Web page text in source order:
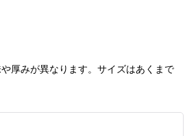
厚みが異なります。サイズはあくまで